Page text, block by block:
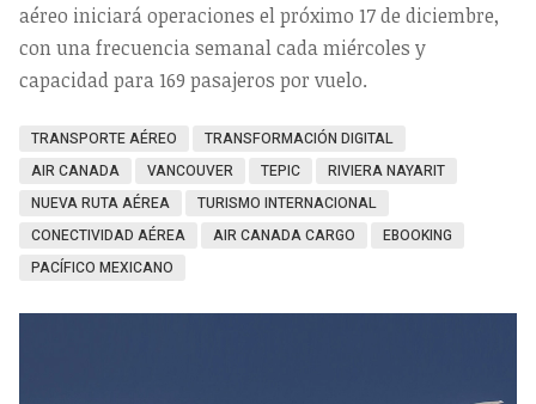
aéreo iniciará operaciones el próximo 17 de diciembre,
con una frecuencia semanal cada miércoles y
capacidad para 169 pasajeros por vuelo.
TRANSPORTE AÉREO
TRANSFORMACIÓN DIGITAL
AIR CANADA
VANCOUVER TEPIC
RIVIERA NAYARIT
NUEVA RUTA AÉREA
TURISMO INTERNACIONAL
CONECTIVIDAD AÉREA
AIR CANADA CARGO
EBOOKING
PACÍFICO MEXICANO